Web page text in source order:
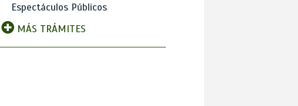
Espectáculos Públicos
MÁS TRÁMITES